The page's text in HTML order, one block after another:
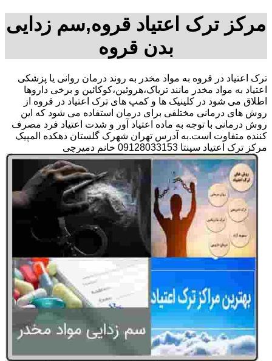
مرکز ترک اعتیاد قروه,سم زدایی
بدن قروه
ترک اعتیاد در قروه به مواد مخدر به روند درمان روانی یا پزشکی
اعتیاد به مواد مخدر مانند تریاک،هروئین،کوکائین و برخی داروها
اطلاق می شود در کلینیک ها و کمپ های ترک اعتیاد در قروه از
روش های درمانی مختلفی برای درمان استفاده می شود که این
روش درمانی با توجه به ماده اعتیاد آور و شدت اعتیاد فرد مصرف
کننده متفاوت است.به آدرس تهران شهرک گلستان دهکده المپیک
مرکز ترک اعتیاد سپنتا 09128033153 خانم دمیرچی